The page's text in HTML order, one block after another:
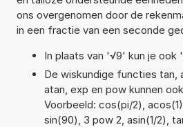
ons overgenomen door de
in een fractie van een seconde
In plaats van '√9' kun je ook
De wiskundige functies tan,
atan, exp en pow kunnen
Voorbeeld: cos(pi/2),
sin(90), 3 pow 2, asin(1/2),